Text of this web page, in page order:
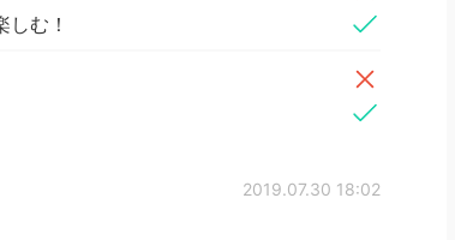
しむ！
2019.07.30 18:02